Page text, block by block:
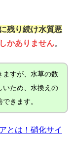
残り続け水質悪
かありません
ますが、水草の数
いため、水換えの
きます。
とは！硝化サイ